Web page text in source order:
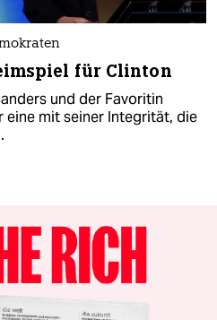
für Clinton
und der Favoritin
eine mit seiner Integrität, die